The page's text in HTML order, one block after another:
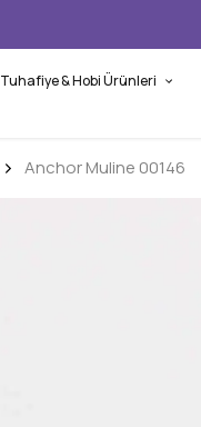
Tuhafiye & Hobi Ürünleri
Anchor Muline 00146